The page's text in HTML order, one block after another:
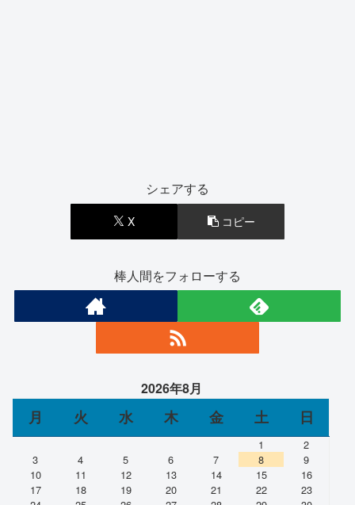
シェアする
X コピー
棒人間をフォローする
2026年8月
月 火 水 木 金 土 日
1
2
3
4 5 6 7 8
9
10
11 12 13 14 15
16
17
18 19 20 21 22
23